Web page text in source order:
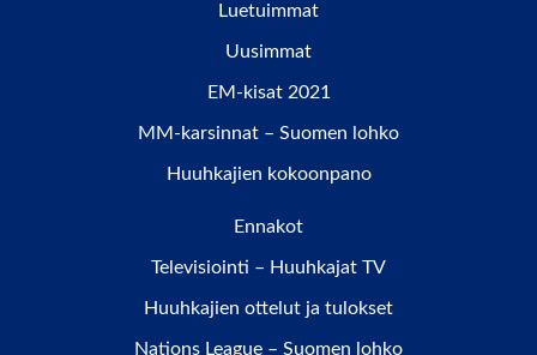
Luetuimmat
Uusimmat
EM-kisat 2021
MM-karsinnat – Suomen lohko
Huuhkajien kokoonpano
Ennakot
Televisiointi – Huuhkajat TV
Huuhkajien ottelut ja tulokset
Nations League – Suomen lohko